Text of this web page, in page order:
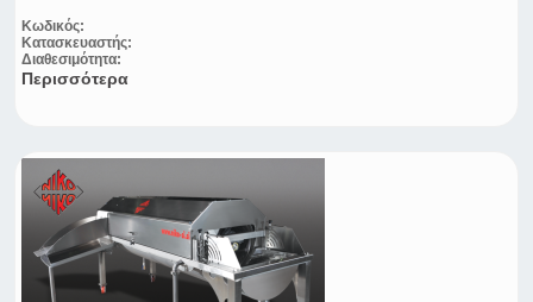
Κωδικός:
Κατασκευαστής:
Διαθεσιμότητα:
Περισσότερα